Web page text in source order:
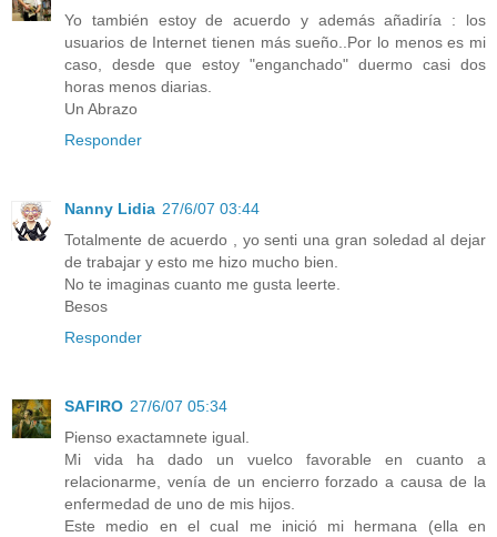
Yo también estoy de acuerdo y además añadiría : los
usuarios de Internet tienen más sueño..Por lo menos es mi
caso, desde que estoy "enganchado" duermo casi dos
horas menos diarias.
Un Abrazo
Responder
Nanny Lidia 27/6/07 03:44
Totalmente de acuerdo , yo senti una gran soledad al dejar
de trabajar y esto me hizo mucho bien.
No te imaginas cuanto me gusta leerte.
Besos
Responder
SAFIRO 27/6/07 05:34
Pienso exactamnete igual.
Mi vida ha dado un vuelco favorable en cuanto a
relacionarme, venía de un encierro forzado a causa de la
enfermedad de uno de mis hijos.
Este medio en el cual me inició mi hermana (ella en